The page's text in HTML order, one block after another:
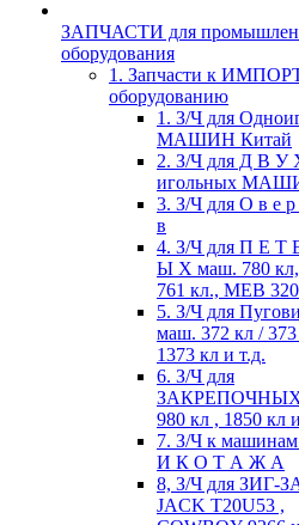
ЗАПЧАСТИ для
оборудования
1. Запчасти к
оборудованию
1. З/Ч для
МАШИН Китай
2. З/Ч для Д В У
игольных
3. З/Ч для О в е р
в
4. З/Ч для П Е Т
Ы Х маш. 780 кл,
761 кл., MEB
5. З/Ч для
маш. 372 кл /
1373 кл и т.д.
6. З/Ч для
ЗАКРЕПОЧНЫХ
980 кл , 1850 кл
7. З/Ч к
И К О Т А Ж А
8, З/Ч для ЗИГ-
JACK Т20U53 ,